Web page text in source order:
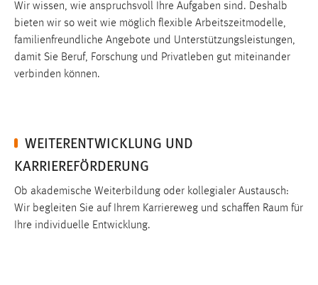
Wir wissen, wie anspruchsvoll Ihre Aufgaben sind. Deshalb
bieten wir so weit wie möglich flexible Arbeitszeitmodelle,
familienfreundliche Angebote und Unterstützungsleistungen,
damit Sie Beruf, Forschung und Privatleben gut miteinander
verbinden können.
WEITERENTWICKLUNG UND
KARRIEREFÖRDERUNG
Ob akademische Weiterbildung oder kollegialer Austausch:
Wir begleiten Sie auf Ihrem Karriereweg und schaffen Raum für
Ihre individuelle Entwicklung.
Max. 13 Monate
MARKETING
hinweg verfolgen.
Google Ads
Name: